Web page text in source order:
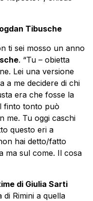
Tibusche
ti sei mosso un anno
. “Tu – obietta
Lei una versione
a me decidere di chi
era che fosse la
finto tonto può
me. Tu oggi caschi
questo eri a
hai detto/fatto
ma sul come. Il cosa
di Giulia Sarti
Rimini a quella